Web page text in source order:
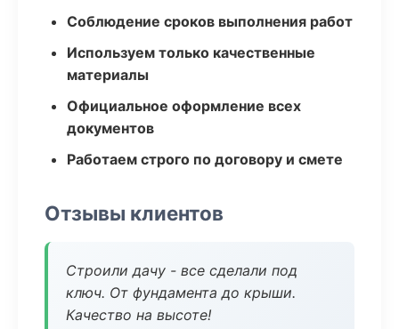
Соблюдение сроков выполнения работ
Используем только качественные
материалы
Официальное оформление всех
документов
Работаем строго по договору и смете
Отзывы клиентов
Строили дачу - все сделали под
ключ. От фундамента до крыши.
Качество на высоте!